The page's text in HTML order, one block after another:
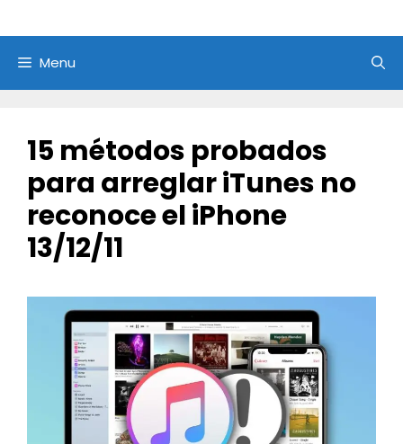
Menu
15 métodos probados
para arreglar iTunes no
reconoce el iPhone
13/12/11